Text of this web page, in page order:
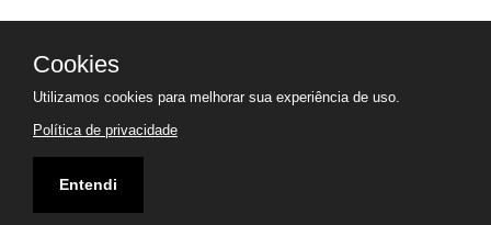
Cookies
Utilizamos cookies para melhorar sua experiência de uso.
Política de privacidade
Entendi